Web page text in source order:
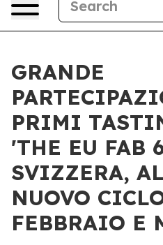
GRANDE
PRIMI
'THE EU FAB
SVIZZERA,
NUOVO
FEBBRAIO E